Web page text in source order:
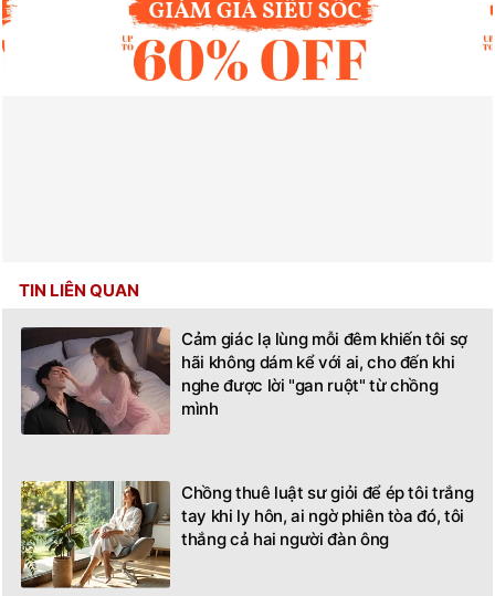
TIN LIÊN QUAN
Cảm giác lạ lùng mỗi đêm khiến tôi sợ
hãi không dám kể với ai, cho đến khi
nghe được lời "gan ruột" từ chồng
mình
Chồng thuê luật sư giỏi để ép tôi trắng
tay khi ly hôn, ai ngờ phiên tòa đó, tôi
thắng cả hai người đàn ông